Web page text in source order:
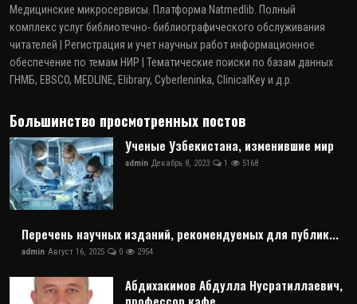
Медицинские микросервисы. Платформа Natmedlib. Полный
комплекс услуг библиотечно- библиографического обслуживания
читателей | Регистрация и учет научных работ информационное
обеспечение по темам НИР | Тематические поиски по базам данных
ГНМБ, EBSCO, MEDLINE, Elibrary, Cyberleninka, ClinicalKey и д.р.
Большинство просмотренных постов
Ученые Узбекистана, изменившие мир
admin Декабрь 8, 2023 1 5168
Перечень научных изданий, рекомендуемых для публик...
admin Август 16, 2025 0 2954
Абдихакимов Абдулла Нусратиллаевич,